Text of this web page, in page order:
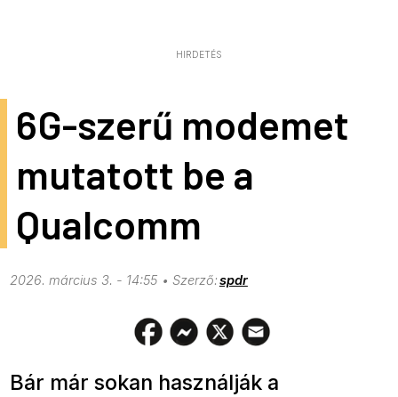
HIRDETÉS
6G-szerű modemet
mutatott be a
Qualcomm
2026. március 3. - 14:55 spdr
Bár már sokan használják a